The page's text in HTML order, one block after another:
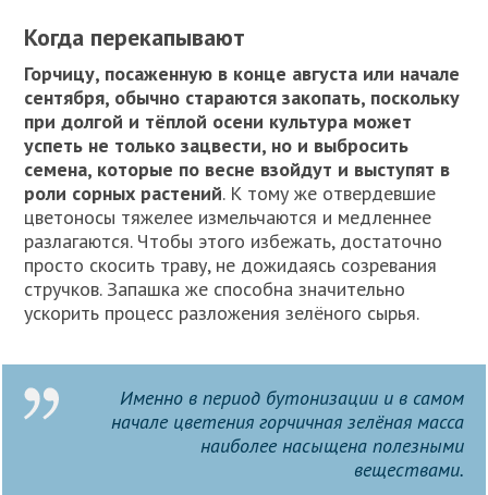
Когда перекапывают
Горчицу, посаженную в конце августа или начале
сентября, обычно стараются закопать, поскольку
при долгой и тёплой осени культура может
успеть не только зацвести, но и выбросить
семена, которые по весне взойдут и выступят в
роли сорных растений. К тому же отвердевшие
цветоносы тяжелее измельчаются и медленнее
разлагаются. Чтобы этого избежать, достаточно
просто скосить траву, не дожидаясь созревания
стручков. Запашка же способна значительно
ускорить процесс разложения зелёного сырья.
Именно в период бутонизации и в самом
начале цветения горчичная зелёная масса
наиболее насыщена полезными
веществами.